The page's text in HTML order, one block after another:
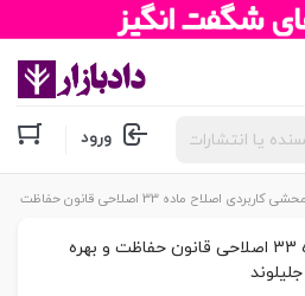
ورود
اصلاح ماده 33 اصلاحی قانون حفاظت و بهره برداری از جنگل ها و مراتع | جلیلوند
محشی کاربردی اصلاح ماده 33 اصلاحی قانون حفاظت و بهره